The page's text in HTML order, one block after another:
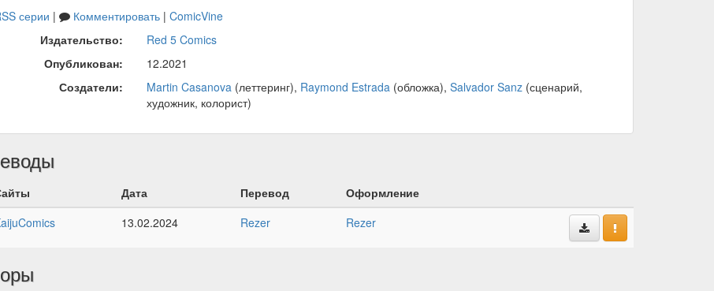
серии | Комментировать| ComicVine
Издательство:
Red 5 Comics
Опубликован:
12.2021
Создатели:
Martin Casanova(леттеринг), Raymond Estrada(обложка), Salvador Sanz(сценарий,
художник, колорист)
Дата Перевод
Оформление
13.02.2024 Rezer Rezer